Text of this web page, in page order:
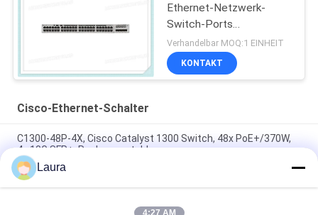
Ethernet-Netzwerk-
Switch-Ports
Datenmodulare Uplink-
Optionen
Verhandelbar MOQ:1 EINHEIT
KONTAKT
Cisco-Ethernet-Schalter
C1300-48P-4X, Cisco Catalyst 1300 Switch, 48x PoE+/370W,
4x 10G SFP+, Rack-mountable
NXA-FAN-65CFM-PI, Cisco Nexus Switch Fan, 65CFM/Port Side
Airflow/Intake
Laura
4:27 AM